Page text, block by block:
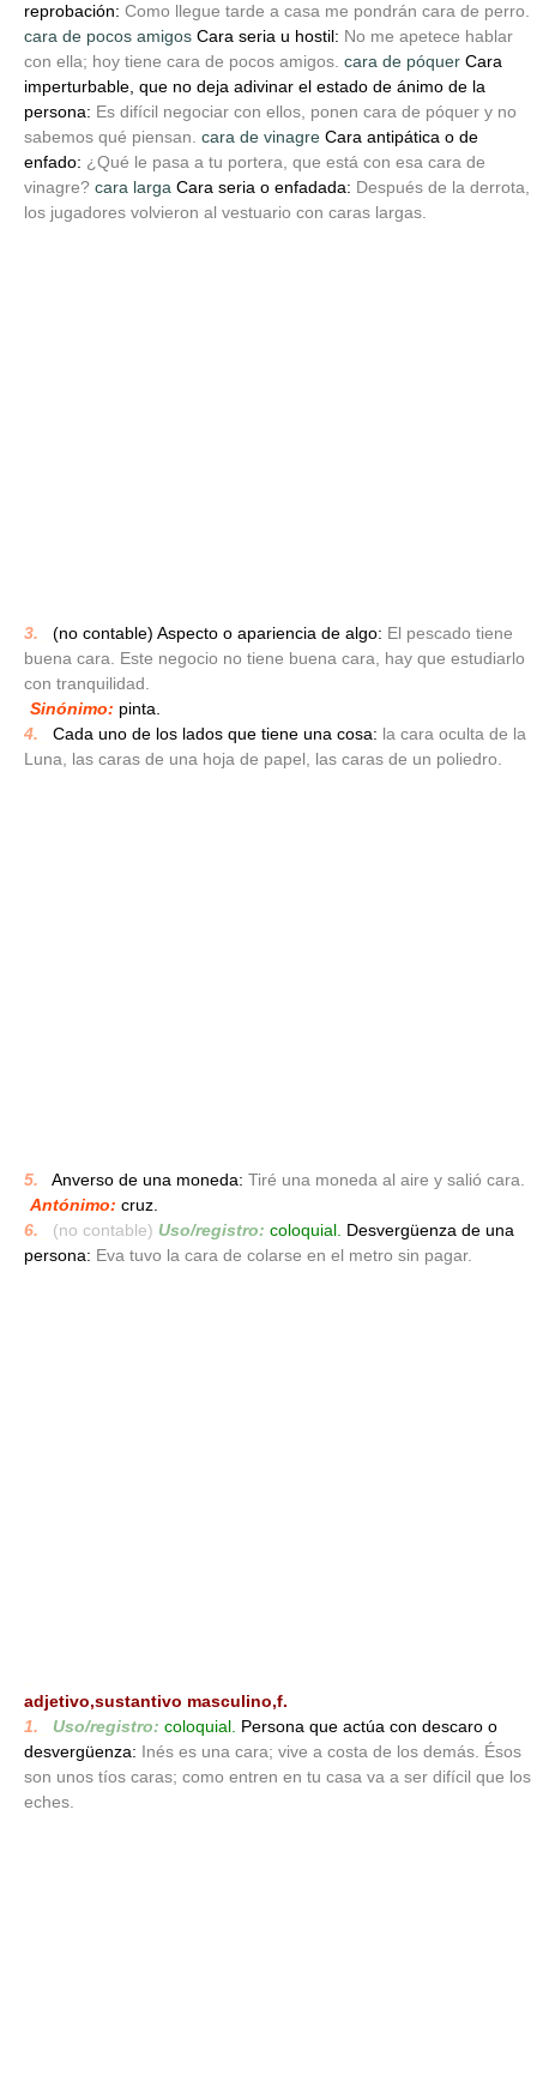
reprobación: Como llegue tarde a casa me pondrán cara de perro.
cara de pocos amigos Cara seria u hostil: No me apetece hablar
con ella; hoy tiene cara de pocos amigos. cara de póquer Cara
imperturbable, que no deja adivinar el estado de ánimo de la
persona: Es difícil negociar con ellos, ponen cara de póquer y no
sabemos qué piensan. cara de vinagre Cara antipática o de
enfado: ¿Qué le pasa a tu portera, que está con esa cara de
vinagre? cara larga Cara seria o enfadada: Después de la derrota,
los jugadores volvieron al vestuario con caras largas.
3. (no contable) Aspecto o apariencia de algo: El pescado tiene
buena cara. Este negocio no tiene buena cara, hay que estudiarlo
con tranquilidad.
Sinónimo: pinta.
4.
Cada uno de los lados que tiene una cosa: la cara oculta de la
Luna, las caras de una hoja de papel, las caras de un poliedro.
5. Anverso de una moneda: Tiré una moneda al aire y salió cara.
Antónimo: cruz.
6.
(no contable) Uso/registro: coloquial. Desvergüenza de una
persona: Eva tuvo la cara de colarse en el metro sin pagar.
adjetivo,sustantivo masculino,f.
1.
Uso/registro: coloquial. Persona que actúa con descaro o
desvergüenza: Inés es una cara; vive a costa de los demás. Ésos
son unos tíos caras; como entren en tu casa va a ser difícil que los
eches.